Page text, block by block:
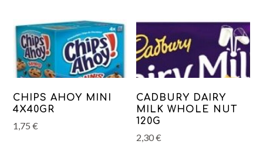
CHIPS AHOY MINI
4X40GR
1,75€
CADBURY DAIRY
MILK WHOLE NUT
120G
2,30€